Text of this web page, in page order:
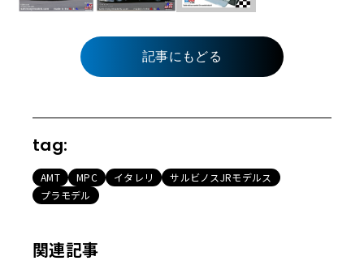
記事にもどる
tag:
AMT MPC イタレリ
サルビノスJRモデルス
プラモデル
関連記事